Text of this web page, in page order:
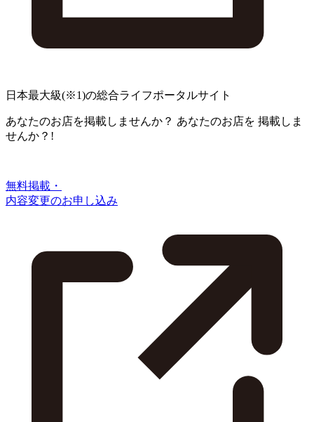
日本最大級(※1)の総合ライフポータルサイト
あなたのお店を掲載しませんか？ あなたのお店を 掲載しま
せんか？!
無料掲載・
内容変更のお申し込み